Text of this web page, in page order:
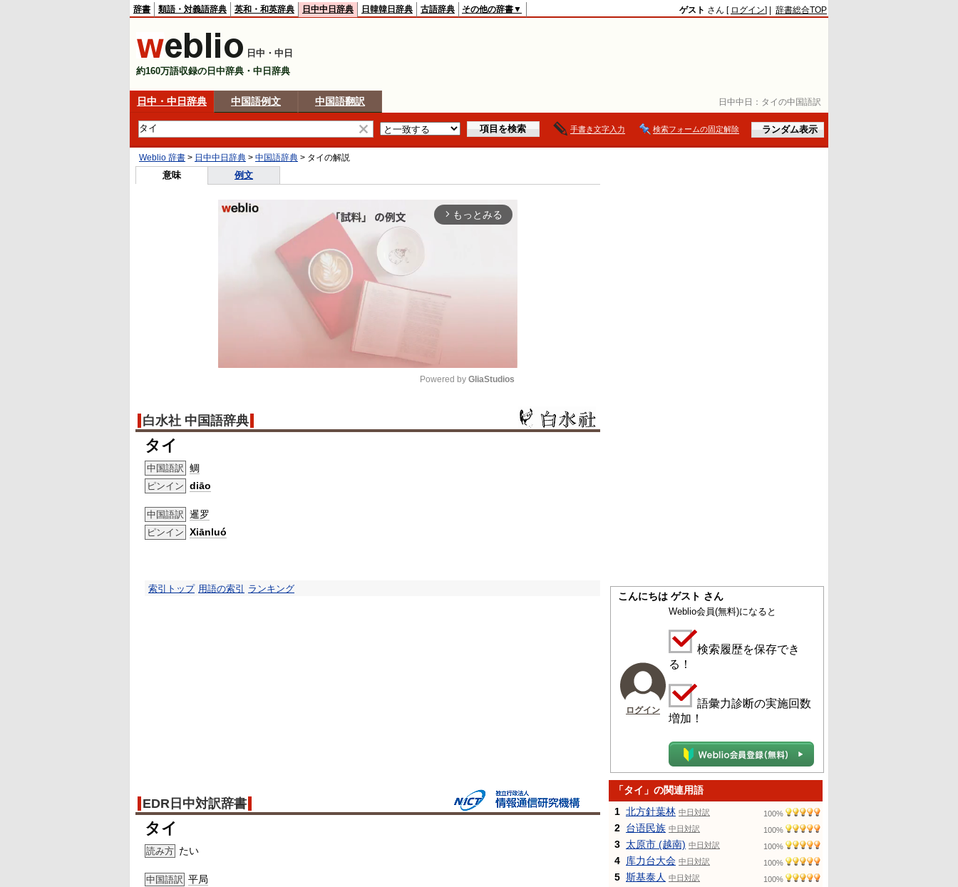
日中中日： タイの中国語訳
辞書 類語・対義語辞典 英和・和英辞典 日中中日辞典 日韓韓日辞典 古語辞典 その他の辞書▼ ゲスト さん [ ログイン] | 辞書総合TOP
日中・中日
約160万語収録の日中辞典・中日辞典
日中・中日辞典 中国語例文 中国語翻訳
手書き文字入力 検索フォームの固定解除
Weblio 辞書 > 日中中日辞典 > 中国語辞典 > タイの解説
意味 例文
arrow_forward_ios もっとみる
Powered by GliaStudios
白水社 中国語辞典
タイ
中国語訳 鲷
ピンイン diāo
中国語訳 暹罗
ピンイン Xiānluó
索引トップ 用語の索引 ランキング
EDR日中対訳辞書
タイ
読み方 たい
中国語訳 平局
こんにちは ゲスト さん
ログイン
Weblio会員(無料)になると
検索履歴を保存でき
る！
語彙力診断の実施回数
増加！
「タイ」の関連用語
1 北方針葉林 中日対訳 100%
2 台语民族 中日対訳 100%
3 太原市 (越南) 中日対訳 100%
4 库力台大会 中日対訳 100%
5 斯基泰人 中日対訳 100%